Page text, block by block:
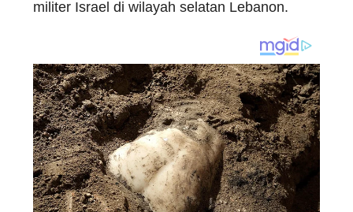
militer Israel di wilayah selatan Lebanon.